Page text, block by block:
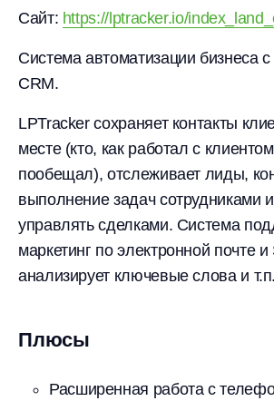
Сайт: https://lptracker.io/
Система автоматизации бизнеса
CRM.
LPTracker сохраняет контакты
месте (кто, как работал с
пообещал), отслеживает лиды,
выполнение задач сотрудниками
управлять сделками. Система
маркетинг по электронной почте и
анализирует ключевые слова и т.п.
Плюсы
Расширенная работа с